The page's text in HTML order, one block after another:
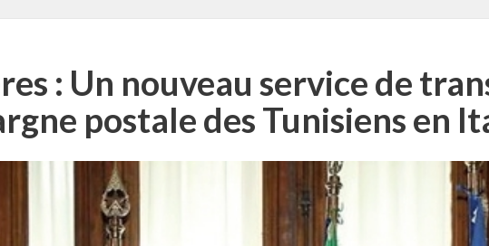
: Un nouveau service de
postale des Tunisiens en